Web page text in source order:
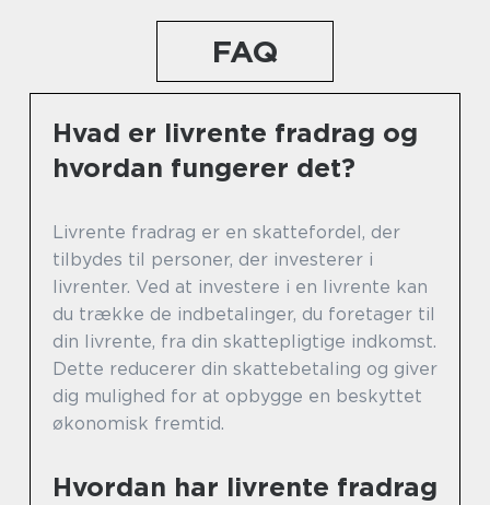
FAQ
Hvad er livrente fradrag og
hvordan fungerer det?
Livrente fradrag er en skattefordel, der
tilbydes til personer, der investerer i
livrenter. Ved at investere i en livrente kan
du trække de indbetalinger, du foretager til
din livrente, fra din skattepligtige indkomst.
Dette reducerer din skattebetaling og giver
dig mulighed for at opbygge en beskyttet
økonomisk fremtid.
Hvordan har livrente fradrag